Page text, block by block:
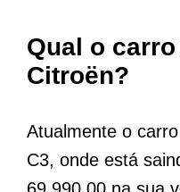
Qual o
Citroën?
Atualmente o
C3, onde está